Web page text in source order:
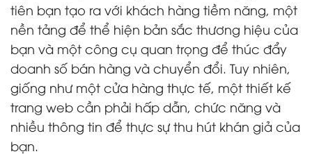
tiên bạn tạo ra với khách hàng tiềm năng, một
nền tảng để thể hiện bản sắc thương hiệu của
bạn và một công cụ quan trọng để thúc đẩy
doanh số bán hàng và chuyển đổi. Tuy nhiên,
giống như một cửa hàng thực tế, một thiết kế
trang web cần phải hấp dẫn, chức năng và
nhiều thông tin để thực sự thu hút khán giả của
bạn.